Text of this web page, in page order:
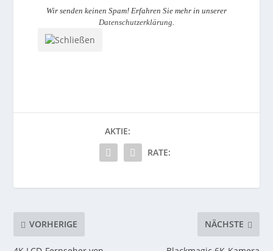
Wir senden keinen Spam! Erfahren Sie mehr in unserer
Datenschutzerklärung
AKTIE:
RATE:
VORHERIGE NÄCHSTE